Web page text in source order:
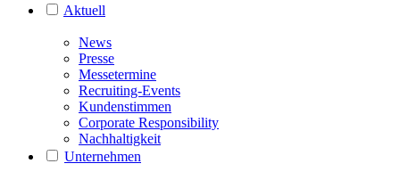
Aktuell
News
Presse
Messetermine
Recruiting-Events
Kundenstimmen
Corporate Responsibility
Nachhaltigkeit
Unternehmen